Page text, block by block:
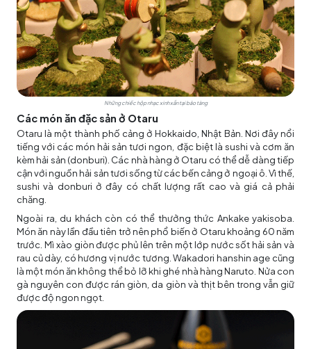
Những chiếc hộp nhạc xinh xắn tại bảo tàng
Các món ăn đặc sản ở Otaru
Otaru là một thành phố cảng ở Hokkaido, Nhật Bản. Nơi đây nổi
tiếng với các món hải sản tươi ngon, đặc biệt là sushi và cơm ăn
kèm hải sản (donburi). Các nhà hàng ở Otaru có thể dễ dàng tiếp
cận với nguồn hải sản tươi sống từ các bến cảng ở ngoại ô. Vì thế,
sushi và donburi ở đây có chất lượng rất cao và giá cả phải
chăng.
Ngoài ra, du khách còn có thể thưởng thức Ankake yakisoba.
Món ăn này lần đầu tiên trở nên phổ biến ở Otaru khoảng 60 năm
trước. Mì xào giòn được phủ lên trên một lớp nước sốt hải sản và
rau củ dày, có hương vị nước tương. Wakadori hanshin age cũng
là một món ăn không thể bỏ lỡ khi ghé nhà hàng Naruto. Nửa con
gà nguyên con được rán giòn, da giòn và thịt bên trong vẫn giữ
được độ ngon ngọt.